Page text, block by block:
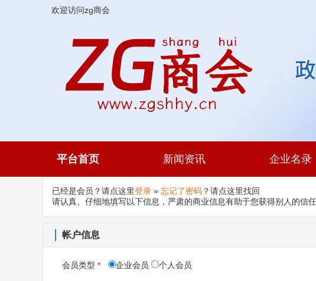
欢迎访问zg商会
平台首页 新闻资讯 企业名录
已经是会员？请点这里登录 » 忘记了密码 ？请点这里找回
请认真、仔细地填写以下信息，严肃的商业信息有助于您获得别人的信
帐户信息
会员类型 * 企业会员 个人会员